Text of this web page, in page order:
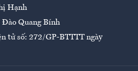
Hạnh
Đào Quang Bính
tử số: 272/GP-BTTTT ngày